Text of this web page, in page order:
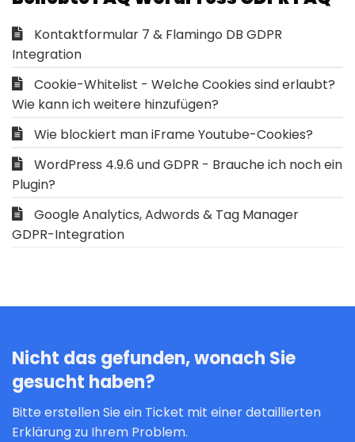
Kontaktformular 7 & Flamingo DB GDPR
Integration
Cookie-Whitelist - Welche Cookies sind erlaubt?
Wie kann ich weitere hinzufügen?
Wie blockiert man iFrame Youtube-Cookies?
WordPress 4.9.6 und GDPR - Brauche ich noch ein
Plugin?
Google Analytics, Adwords & Tag Manager
GDPR-Integration
Nicht das gefunden, wonach Sie
gesucht haben?
Bitte erstellen Sie ein Ticket mit einer detaillierten
Erklärung zu Ihrem Problem.